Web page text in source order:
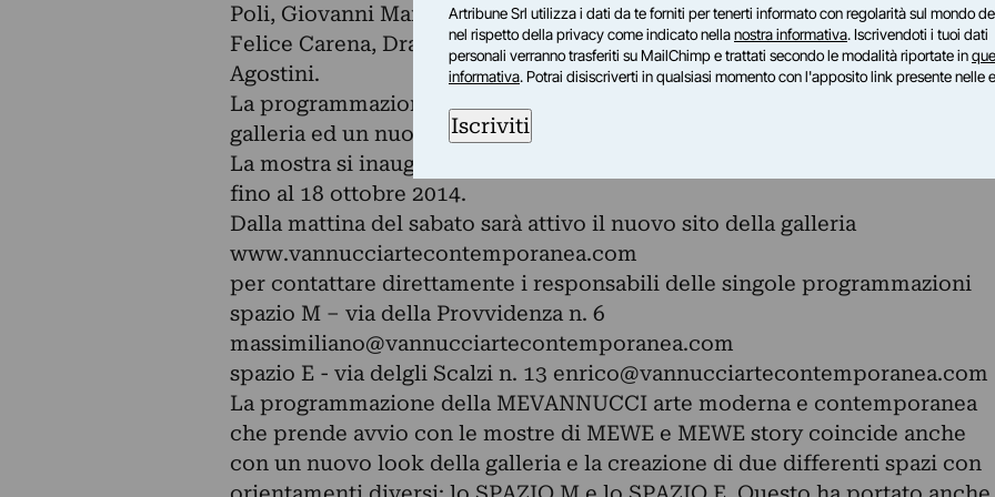
Poli, Giovanni March, Lando Landini, Giovanni Costetti, Valerio Gelli,
Felice Carena, Dragutescu, Marino Marini, Remo Gordigiani, Renzo
Agostini.
La programmazione coincide anche con la nuova veste grafica della
galleria ed un nuovo logo realizzato dall'artista Fabio De Poli.
La mostra si inaugura Sabato 27 settembre dalle ore 18,00 e resterà aperta
fino al 18 ottobre 2014.
Dalla mattina del sabato sarà attivo il nuovo sito della galleria
www.vannucciartecontemporanea.com
per contattare direttamente i responsabili delle singole programmazioni
spazio M – via della Provvidenza n. 6
massimiliano@vannucciartecontemporanea.com
spazio E - via delgli Scalzi n. 13 enrico@vannucciartecontemporanea.com
La programmazione della MEVANNUCCI arte moderna e contemporanea
che prende avvio con le mostre di MEWE e MEWE story coincide anche
con un nuovo look della galleria e la creazione di due differenti spazi con
Artribune Srl utilizza i dati da te forniti per tenerti informato con regolarità sul mondo
nel rispetto della privacy come indicato nellanostra informativa. Iscrivendoti i tuoi dati
personali verranno trasferiti su MailChimp e trattati secondo le modalità riportate in
informativa. Potrai disiscriverti in qualsiasi momento con l'apposito link presente nelle
Iscriviti